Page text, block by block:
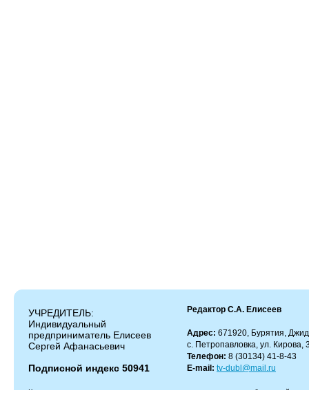
УЧРЕДИТЕЛЬ:
Индивидуальный
предприниматель Елисеев
Сергей Афанасьевич
Подписной индекс 50941
Редактор С.А. Елисеев
Адрес: 671920, Бурятия,
с. Петропавловка, ул. Кирова,
Телефон: 8 (30134) 41-8-43
E-mail: tv-dubl@mail.ru
Копирование и цитирование материалов разрешено только с работающей